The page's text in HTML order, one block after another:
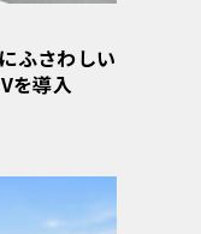
ふさわしい
を導入